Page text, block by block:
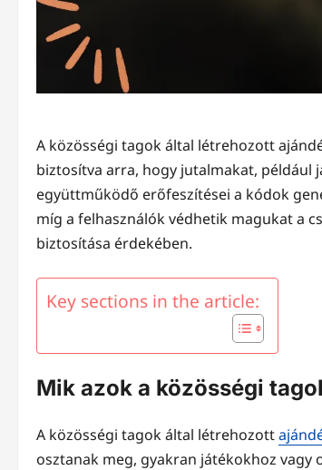
A közösségi tagok által létrehozott
biztosítva arra, hogy jutalmakat, például
együttműködő erőfeszítései a kódok
míg a felhasználók védhetik magukat a
biztosítása érdekében.
Key sections in the article:
Mik azok a közösségi
A közösségi tagok által létrehozott
osztanak meg, gyakran játékokhoz vagy